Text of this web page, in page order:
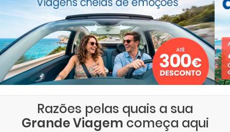
Razões pelas quais a sua
Grande Viagem começa aqui